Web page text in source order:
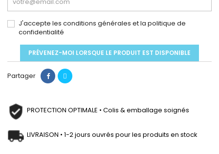
J'accepte les conditions générales et la politique de
confidentialité
PRÉVENEZ-MOI LORSQUE LE PRODUIT EST DISPONIBLE
Partager
PROTECTION OPTIMALE • Colis & emballage soignés
LIVRAISON • 1-2 jours ouvrés pour les produits en stock